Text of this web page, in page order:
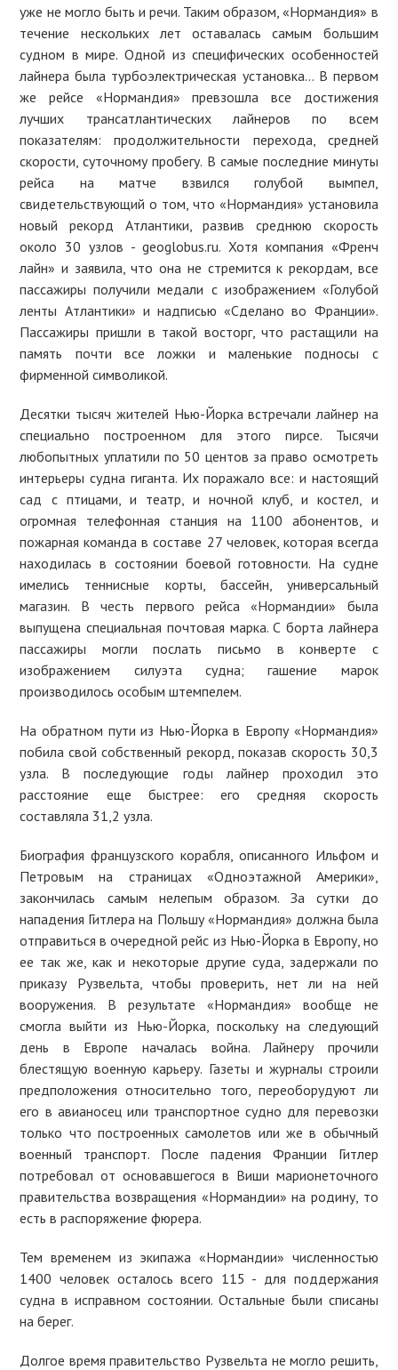
уже не могло быть и речи. Таким образом, «Нормандия» в
течение нескольких лет оставалась самым большим
судном в мире. Одной из специфических особенностей
лайнера была турбоэлектрическая установка… В первом
же рейсе «Нормандия» превзошла все достижения
лучших трансатлантических лайнеров по всем
показателям: продолжительности перехода, средней
скорости, суточному пробегу. В самые последние минуты
рейса на матче взвился голубой вымпел,
свидетельствующий о том, что «Нормандия» установила
новый рекорд Атлантики, развив среднюю скорость
около 30 узлов - geoglobus.ru. Хотя компания «Френч
лайн» и заявила, что она не стремится к рекордам, все
пассажиры получили медали с изображением «Голубой
ленты Атлантики» и надписью «Сделано во Франции».
Пассажиры пришли в такой восторг, что растащили на
память почти все ложки и маленькие подносы с
фирменной символикой.
Десятки тысяч жителей Нью-Йорка встречали лайнер на
специально построенном для этого пирсе. Тысячи
любопытных уплатили по 50 центов за право осмотреть
интерьеры судна гиганта. Их поражало все: и настоящий
сад с птицами, и театр, и ночной клуб, и костел, и
огромная телефонная станция на 1100 абонентов, и
пожарная команда в составе 27 человек, которая всегда
находилась в состоянии боевой готовности. На судне
имелись теннисные корты, бассейн, универсальный
магазин. В честь первого рейса «Нормандии» была
выпущена специальная почтовая марка. С борта лайнера
пассажиры могли послать письмо в конверте с
изображением силуэта судна; гашение марок
производилось особым штемпелем.
На обратном пути из Нью-Йорка в Европу «Нормандия»
побила свой собственный рекорд, показав скорость 30,3
узла. В последующие годы лайнер проходил это
расстояние еще быстрее: его средняя скорость
составляла 31,2 узла.
Биография французского корабля, описанного Ильфом и
Петровым на страницах «Одноэтажной Америки»,
закончилась самым нелепым образом. За сутки до
нападения Гитлера на Польшу «Нормандия» должна была
отправиться в очередной рейс из Нью-Йорка в Европу, но
ее так же, как и некоторые другие суда, задержали по
приказу Рузвельта, чтобы проверить, нет ли на ней
вооружения. В результате «Нормандия» вообще не
смогла выйти из Нью-Йорка, поскольку на следующий
день в Европе началась война. Лайнеру прочили
блестящую военную карьеру. Газеты и журналы строили
предположения относительно того, переоборудуют ли
его в авианосец или транспортное судно для перевозки
только что построенных самолетов или же в обычный
военный транспорт. После падения Франции Гитлер
потребовал от основавшегося в Виши марионеточного
правительства возвращения «Нормандии» на родину, то
есть в распоряжение фюрера.
Тем временем из экипажа «Нормандии» численностью
1400 человек осталось всего 115 - для поддержания
судна в исправном состоянии. Остальные были списаны
на берег.
Долгое время правительство Рузвельта не могло решить,